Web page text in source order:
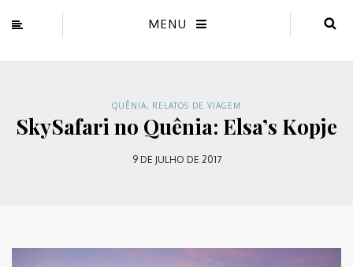
MENU
QUÊNIA, RELATOS DE VIAGEM
SkySafari no Quênia: Elsa’s Kopje
9 DE JULHO DE 2017